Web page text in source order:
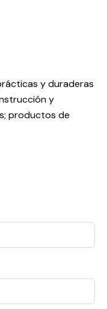
y duraderas
y
productos de